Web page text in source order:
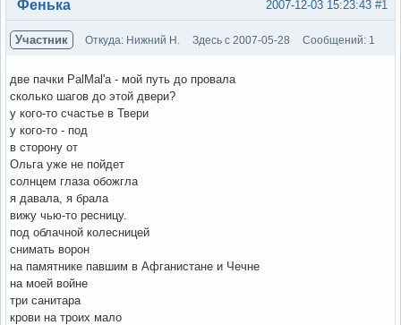
#1
2007-12-03 15:23:43
Фенька
Участник Откуда: Нижний Н. Здесь с 2007-05-28 Сообщений: 1
две пачки PalMal'а - мой путь до провала
сколько шагов до этой двери?
у кого-то счастье в Твери
у кого-то - под
в сторону от
Ольга уже не пойдет
солнцем глаза обожгла
я давала, я брала
вижу чью-то ресницу.
под облачной колесницей
снимать ворон
на памятнике павшим в Афганистане и Чечне
на моей войне
три санитара
крови на троих мало